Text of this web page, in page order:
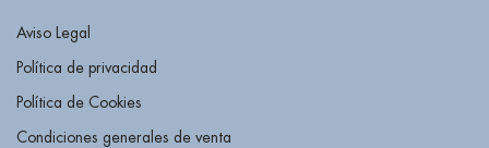
Aviso Legal
Política de privacidad
Política de Cookies
Condiciones generales de venta